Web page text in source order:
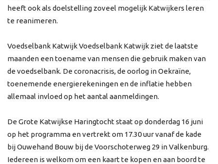
heeft ook als doelstelling zoveel mogelijk Katwijkers leren
te reanimeren.
Voedselbank Katwijk Voedselbank Katwijk ziet de laatste
maanden een toename van mensen die gebruik maken van
de voedselbank. De coronacrisis, de oorlog in Oekraïne,
toenemende energierekeningen en de inflatie hebben
allemaal invloed op het aantal aanmeldingen.
De Grote Katwijkse Haringtocht staat op donderdag 16 juni
op het programma en vertrekt om 17.30 uur vanaf de kade
bij Ouwehand Bouw bij de Voorschoterweg 29 in Valkenburg.
Iedereen is welkom om een kaart te kopen en aan boord te